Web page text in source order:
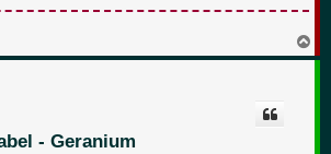
a
- Geranium